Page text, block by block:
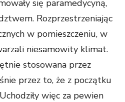
się paramedycyną,
Rozprzestrzeniając
w pomieszczeniu, w
niesamowity klimat.
stosowana przez
przez to, że z początku
więc za pewien